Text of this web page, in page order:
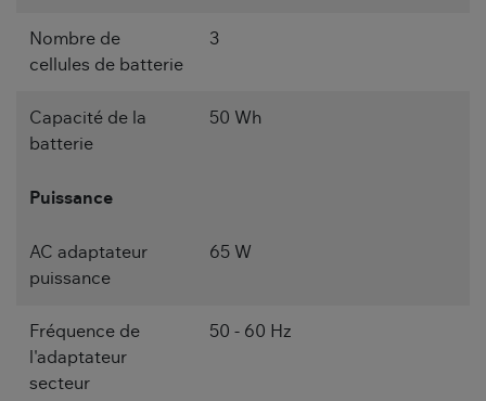
Nombre de
cellules de batterie
3
Capacité de la
batterie
50 Wh
Puissance
AC adaptateur
puissance
65 W
Fréquence de
l'adaptateur
secteur
50 - 60 Hz